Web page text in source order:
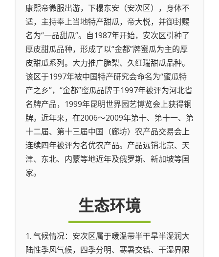
康熙帝微服出游，下榻东安（安次区），身体不
适，主持奉上当地特产甜瓜，帝大悦，并御封赐
名为“一品甜瓜”。自1987年开始，安次区引种了
厚皮甜瓜品种，形成了以“金都”牌蜜瓜为主的厚
皮甜瓜系列。大力推广脆梨、久红瑞甜瓜品种。
该区于1997年被中国特产研究会命名为“蜜瓜特
产之乡”，“金都”蜜瓜品牌于1997年被评为河北省
名牌产品，1999年昆明世界园艺博览会上获得铜
牌。近年来，在2006～2009年第十、第十一、第
十二届、第十三届中国（廊坊）农产品交易会上
连续四年被评为名优农产品。产品远销北京、天
津、东北、内蒙等地近年及俄罗斯、新加坡等国
家。
生态环境
1. 气候情况：安次区属于暖温带半干旱半湿润大
陆性季风气候，四季分明、寒暑交错、干湿界限